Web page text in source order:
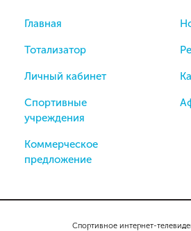
Спортивное интернет-
Главная
Тотализатор
Личный кабинет
Спортивные
учреждения
Коммерческое
предложение